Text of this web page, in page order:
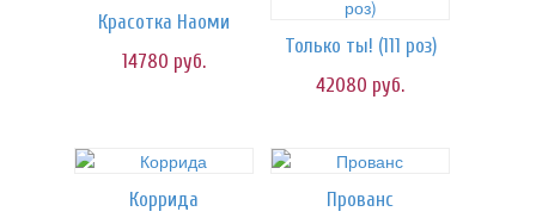
Красотка Наоми
14780 руб.
Только ты! (111 роз)
42080 руб.
Коррида
Прованс